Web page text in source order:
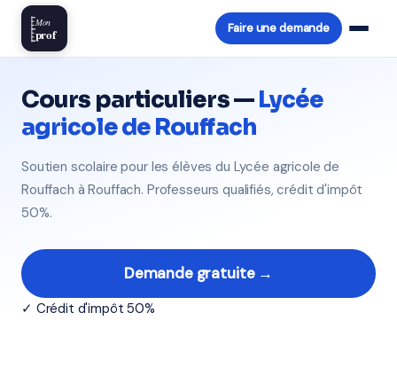
Mon
prof Faire une demande
Cours particuliers —Lycée
agricole de Rouffach
Soutien scolaire pour les élèves du Lycée agricole de
Rouffach à Rouffach. Professeurs qualifiés, crédit d'impôt
50%.
Demande gratuite →
✓ Crédit d'impôt 50%